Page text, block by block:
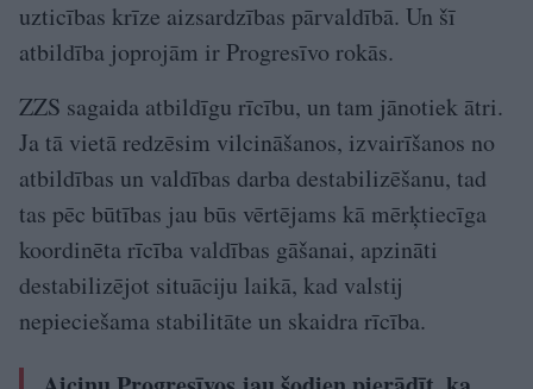
uzticības krīze aizsardzības pārvaldībā. Un šī
atbildība joprojām ir Progresīvo rokās.
ZZS sagaida atbildīgu rīcību, un tam jānotiek ātri.
Ja tā vietā redzēsim vilcināšanos, izvairīšanos no
atbildības un valdības darba destabilizēšanu, tad
tas pēc būtības jau būs vērtējams kā mērķtiecīga
koordinēta rīcība valdības gāšanai, apzināti
destabilizējot situāciju laikā, kad valstij
nepieciešama stabilitāte un skaidra rīcība.